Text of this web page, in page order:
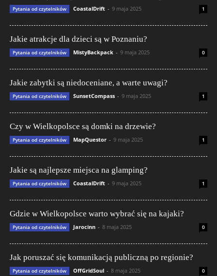
Pytania od czytelników CoastalDrift - 9 maja 2025 1
Jakie atrakcje dla dzieci są w Poznaniu?
Pytania od czytelników MistyBackpack - 9 maja 2025 0
Jakie zabytki są niedoceniane, a warte uwagi?
Pytania od czytelników SunsetCompass - 9 maja 2025 1
Czy w Wielkopolsce są domki na drzewie?
Pytania od czytelników MapQuestor - 9 maja 2025 1
Jakie są najlepsze miejsca na glamping?
Pytania od czytelników CoastalDrift - 9 maja 2025 1
Gdzie w Wielkopolsce warto wybrać się na kajaki?
Pytania od czytelników Jarocinn - 8 maja 2025 0
Jak poruszać się komunikacją publiczną po regionie?
Pytania od czytelników OffGridSoul - 8 maja 2025 0